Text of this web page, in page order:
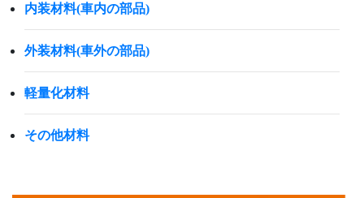
内装材料(車内の部品)
外装材料(車外の部品)
軽量化材料
その他材料